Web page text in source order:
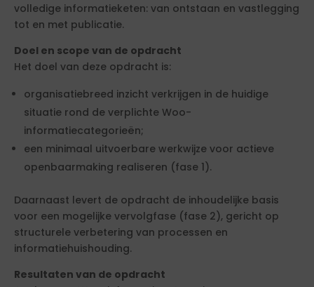
volledige informatieketen: van ontstaan en vastlegging
tot en met publicatie.
Doel en scope van de opdracht
Het doel van deze opdracht is:
organisatiebreed inzicht verkrijgen in de huidige
situatie rond de verplichte Woo-
informatiecategorieën;
een minimaal uitvoerbare werkwijze voor actieve
openbaarmaking realiseren (fase 1).
Daarnaast levert de opdracht de inhoudelijke basis
voor een mogelijke vervolgfase (fase 2), gericht op
structurele verbetering van processen en
informatiehuishouding.
Resultaten van de opdracht